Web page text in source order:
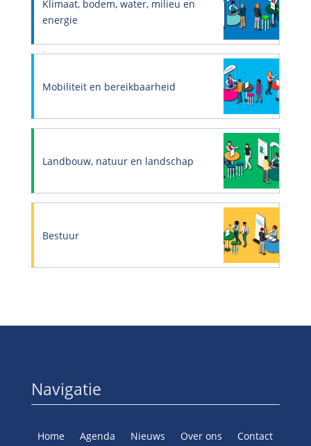
Klimaat, bodem, water, milieu en
energie
Mobiliteit en bereikbaarheid
Landbouw, natuur en landschap
Bestuur
Navigatie
Home Agenda Nieuws Over ons Contact